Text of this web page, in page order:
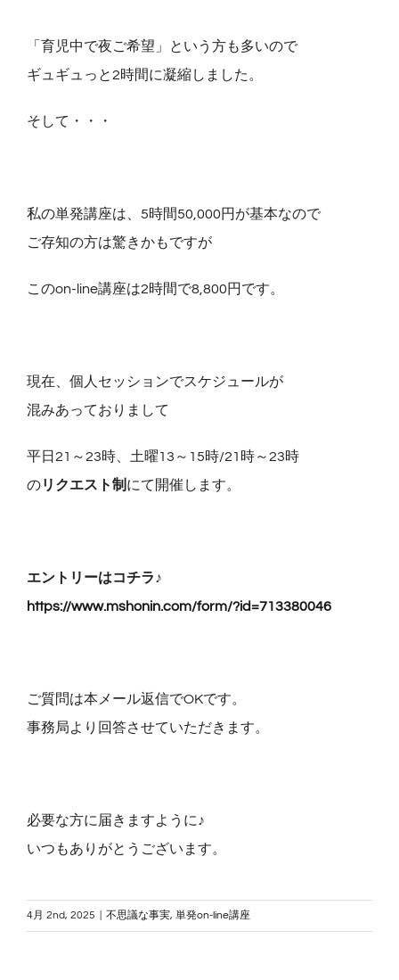
「育児中で夜ご希望」という方も多いので
ギュギュっと2時間に凝縮しました。
そして・・・
私の単発講座は、5時間50,000円が基本なので
ご存知の方は驚きかもですが
このon-line講座は2時間で8,800円です。
現在、個人セッションでスケジュールが
混みあっておりまして
平日21～23時、土曜13～15時/21時～23時
のリクエスト制 にて開催します。
エントリーはコチラ♪
https://www.mshonin.com/form/?id=713380046
ご質問は本メール返信でOKです。
事務局より回答させていただきます。
必要な方に届きますように♪
いつもありがとうございます。
4月 2nd, 2025 不思議な事実, 単発on-line講座